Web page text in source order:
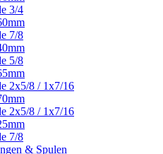
3/4
7/8
5/8
2x5/8 / 1x7/16
2x5/8 / 1x7/16
7/8
& Spulen